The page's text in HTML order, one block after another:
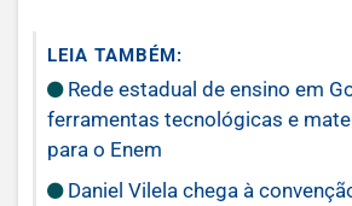
LEIA TAMBÉM:
Rede estadual de ensino em
ferramentas tecnológicas e
para o Enem
Daniel Vilela chega à